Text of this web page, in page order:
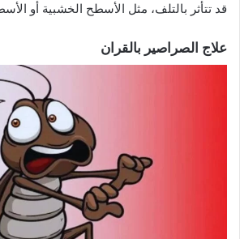
قد تتأثر بالتلف، مثل الأسطح الخشبية أو
علاج الصراصير بالقران